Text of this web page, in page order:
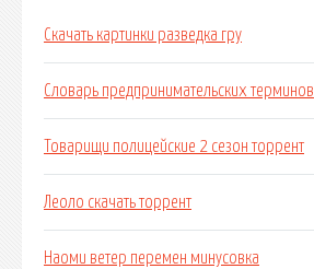
Скачать картинки разведка гру
Словарь предпринимательских терминов
Товарищи полицейские 2 сезон торрент
Леоло скачать торрент
Наоми ветер перемен минусовка